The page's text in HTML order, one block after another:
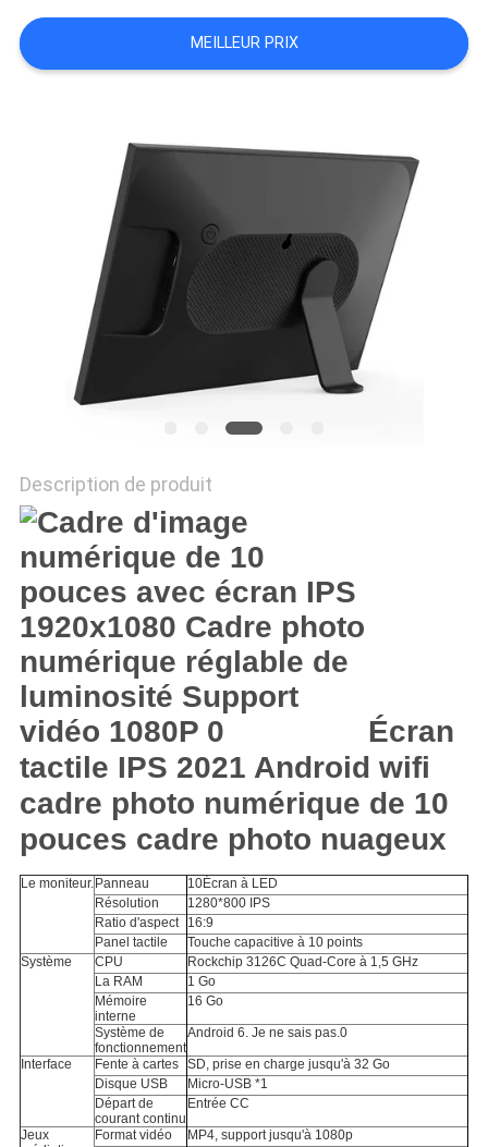
NOUS
CONTACTER
ACTUALITÉS
AFFAIRES
DEMANDEZ
UN DEVIS
SITE
POLITIQUE
DE
CONFIDENTIALITÉ
MEILLEUR PRIX
Description de produit
Écran
tactile IPS 2021 Android wifi
cadre photo numérique de 10
pouces cadre photo nuageux
Le moniteur. Panneau
10Écran à LED
Résolution
1280*800 IPS
Ratio d'aspect
16:9
Panel tactile
Touche capacitive à 10 points
Système
CPU
Rockchip 3126C Quad-Core à 1,5 GHz
La RAM
1 Go
Mémoire
interne
16 Go
Système de
fonctionnement
Android 6. Je ne sais pas.0
Interface Fente à cartes SD, prise en charge jusqu'à 32 Go
Disque USB
Micro-USB *1
Départ de
courant continu
Entrée CC
Jeux
Format vidéo MP4, support jusqu'à 1080p